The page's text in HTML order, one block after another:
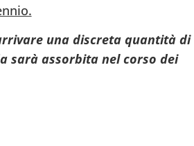
una discreta quantità di
sarà assorbita nel corso dei